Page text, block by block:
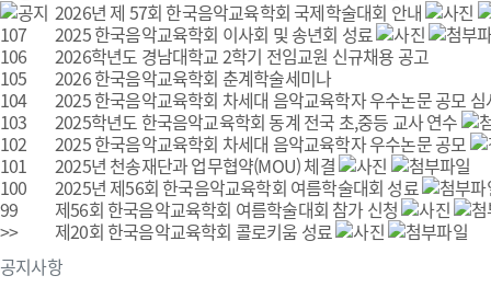
공지사항
2026년 제 57회 한국음악교육학회 국제학술대회 안내
107
2025 한국음악교육학회 이사회 및 송년회 성료
106
2026학년도 경남대학교 2학기 전임교원 신규채용 공고
105
2026 한국음악교육학회 춘계학술세미나
104
2025 한국음악교육학회 차세대 음악교육학자 우수논문 공모 심
103
2025학년도 한국음악교육학회 동계 전국 초,중등 교사 연수
102
2025 한국음악교육학회 차세대 음악교육학자 우수논문 공모
101
2025년 천송재단과 업무협약(MOU) 체결
100
2025년 제56회 한국음악교육학회 여름학술대회 성료
99
제56회 한국음악교육학회 여름학술대회 참가 신청
>>
제20회 한국음악교육학회 콜로키움 성료